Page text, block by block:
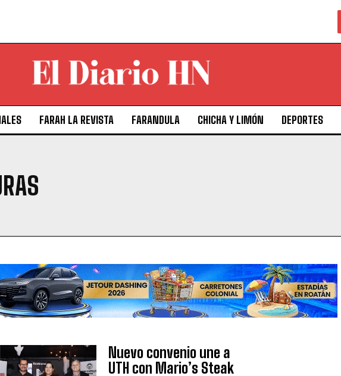
FARAH LA REVISTA FARANDULA CHICHA Y LIMÓN DEPORTES
Nuevo convenio une a
UTH con Mario’s Steak